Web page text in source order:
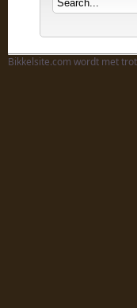
Bikkelsite.com wordt met